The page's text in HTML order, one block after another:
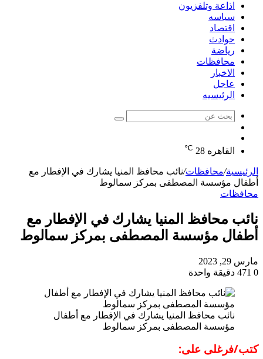
اذاعة وتلفزيون
سياسه
اقتصاد
حوادث
رياضة
محافظات
الاخبار
عاجل
الرئيسيه
بحث
عشوائي
القاهره 28
℃
الرئيسية/محافظات/نائب محافظ المنيا يشارك في الإفطار مع
أطفال مؤسسة المصطفى بمركز سمالوط
محافظات
نائب محافظ المنيا يشارك في الإفطار مع
أطفال مؤسسة المصطفى بمركز سمالوط
مارس 29, 2023
0
دقيقة واحدة
نائب محافظ المنيا يشارك في الإفطار مع أطفال
مؤسسة المصطفى بمركز سمالوط
كتب/فرغلى على: